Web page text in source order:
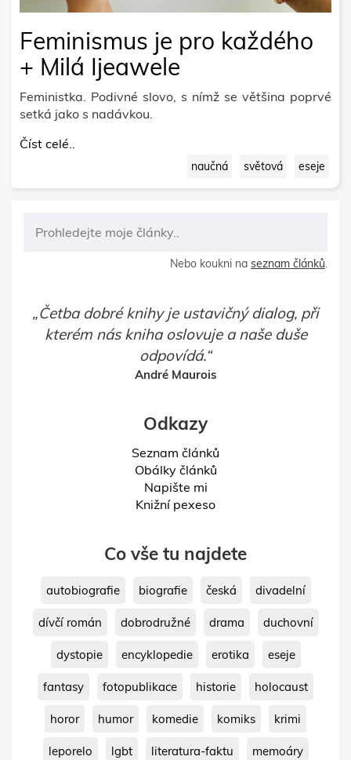
Feminismus je pro každého
+ Milá Ijeawele
Feministka. Podivné slovo, s nímž se většina poprvé
setká jako s nadávkou.
Číst celé..
naučná světová eseje
Nebo koukni na seznam článků.
Četba dobré knihy je ustavičný dialog, při
kterém nás kniha oslovuje a naše duše
odpovídá.
André Maurois
Odkazy
Seznam článků
Obálky článků
Napište mi
Knižní pexeso
Co vše tu najdete
autobiografie biografie česká divadelní
dívčí román dobrodružné drama duchovní
dystopie encyklopedie erotika eseje
fantasy fotopublikace historie holocaust
horor humor komedie komiks krimi
leporelo lgbt literatura-faktu memoáry